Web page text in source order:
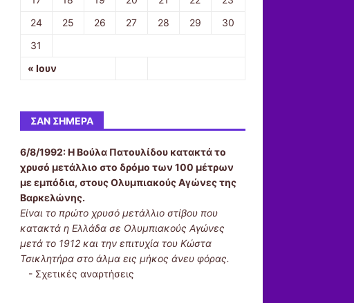
« Ιουν
24
25 26 27 28 29
30
31
ΣΑΝ ΣΉΜΕΡΑ
6/8/1992:Η Βούλα Πατουλίδου κατακτά το
χρυσό μετάλλιο στο δρόμο των 100 μέτρων
με εμπόδια, στους Ολυμπιακούς Αγώνες της
Βαρκελώνης.
Είναι το πρώτο χρυσό μετάλλιο στίβου που
κατακτά η Ελλάδα σε Ολυμπιακούς Αγώνες
μετά το 1912 και την επιτυχία του Κώστα
Τσικλητήρα στο άλμα εις μήκος άνευ φόρας.
- Σχετικές αναρτήσεις